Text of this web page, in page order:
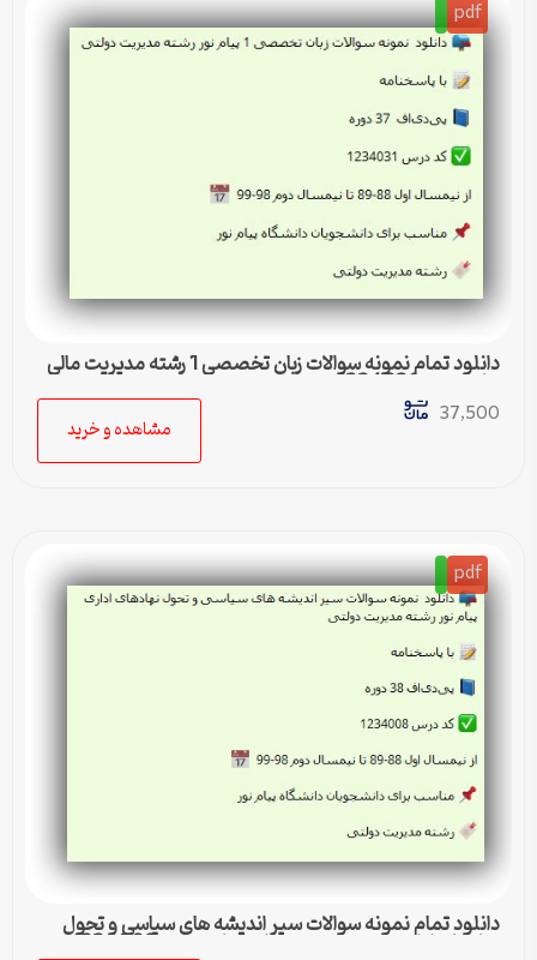
pdf
دانلود تمام نمونه سوالات زبان تخصصی 1 رشته مدیریت مالی
پیام نور کد 1234031
37,500
مشاهده و خرید
pdf
دانلود تمام نمونه سوالات سیر اندیشه های سیاسی و تحول
نهادهای اداری رشته مدیریت دولتی پیام نور کد 1234008